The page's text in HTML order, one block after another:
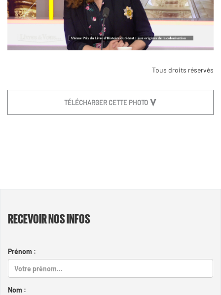
Tous droits réservés
TÉLÉCHARGER CETTE PHOTO
RECEVOIR NOS INFOS
Prénom :
Nom :